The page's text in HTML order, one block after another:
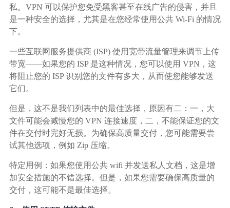
私。VPN 可以保护您免受黑客甚至在线广告的侵害，并且
是一种安全的选择，尤其是在您经常使用公共 Wi-Fi 的情况
下。
一些互联网服务提供商 (ISP) 使用宽带流量管理来调节上传
带宽——如果您的 ISP 是这种情况，您可以使用 VPN，这
将阻止您的 ISP 识别您的文件有多大，从而使您能够发送
它们。
但是，这不是我们列表中的最佳选择，原因有二：一，大
文件可能会减慢您的 VPN 连接速度，二，不能保证您的文
件在交付时完好无损。为确保高质量交付，您可能需要尝
试其他选项，例如 Zip 压缩。
特定用例：如果您使用公共 wifi 并发送私人文档，这是增
加安全措施的不错选择。但是，如果您需要确保高质量的
交付，这可能不是最佳选择。